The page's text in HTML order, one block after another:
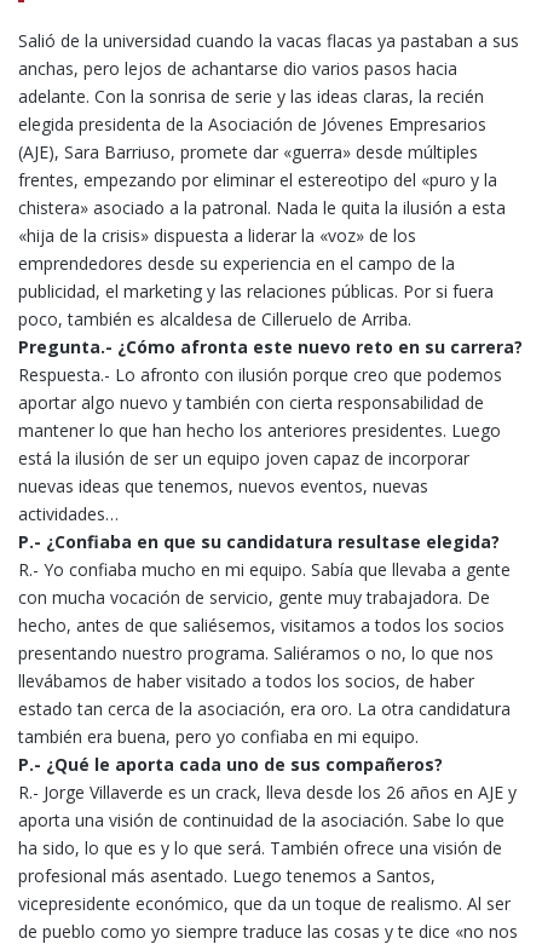
Salió de la universidad cuando la vacas flacas ya pastaban a sus
anchas, pero lejos de achantarse dio varios pasos hacia
adelante. Con la sonrisa de serie y las ideas claras, la recién
elegida presidenta de la Asociación de Jóvenes Empresarios
(AJE), Sara Barriuso, promete dar «guerra» desde múltiples
frentes, empezando por eliminar el estereotipo del «puro y la
chistera» asociado a la patronal. Nada le quita la ilusión a esta
«hija de la crisis» dispuesta a liderar la «voz» de los
emprendedores desde su experiencia en el campo de la
publicidad, el marketing y las relaciones públicas. Por si fuera
poco, también es alcaldesa de Cilleruelo de Arriba.
Pregunta.- ¿Cómo afronta este nuevo reto en su carrera?
Respuesta.- Lo afronto con ilusión porque creo que podemos
aportar algo nuevo y también con cierta responsabilidad de
mantener lo que han hecho los anteriores presidentes. Luego
está la ilusión de ser un equipo joven capaz de incorporar
nuevas ideas que tenemos, nuevos eventos, nuevas
actividades…
P.- ¿Confiaba en que su candidatura resultase elegida?
R.- Yo confiaba mucho en mi equipo. Sabía que llevaba a gente
con mucha vocación de servicio, gente muy trabajadora. De
hecho, antes de que saliésemos, visitamos a todos los socios
presentando nuestro programa. Saliéramos o no, lo que nos
llevábamos de haber visitado a todos los socios, de haber
estado tan cerca de la asociación, era oro. La otra candidatura
también era buena, pero yo confiaba en mi equipo.
P.- ¿Qué le aporta cada uno de sus compañeros?
R.- Jorge Villaverde es un crack, lleva desde los 26 años en AJE y
aporta una visión de continuidad de la asociación. Sabe lo que
ha sido, lo que es y lo que será. También ofrece una visión de
profesional más asentado. Luego tenemos a Santos,
vicepresidente económico, que da un toque de realismo. Al ser
de pueblo como yo siempre traduce las cosas y te dice «no nos